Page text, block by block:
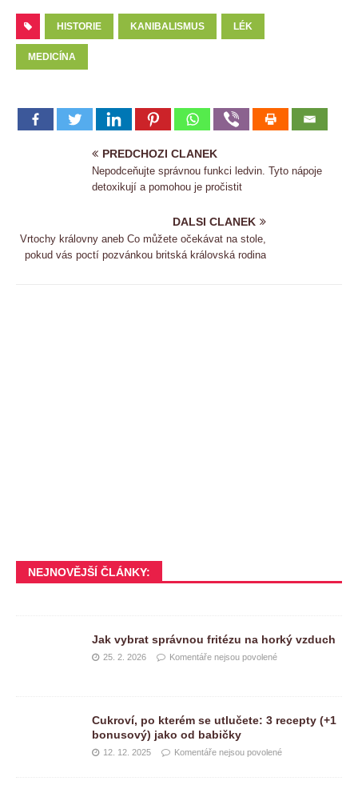
HISTORIE KANIBALISMUS LÉK
MEDICÍNA
PREDCHOZI CLANEK
Nepodceňujte správnou funkci ledvin. Tyto nápoje
detoxikují a pomohou je pročistit
DALSI CLANEK
Vrtochy královny aneb Co můžete očekávat na stole,
pokud vás poctí pozvánkou britská královská rodina
NEJNOVĚJŠÍ ČLÁNKY:
Jak vybrat správnou fritézu na horký vzduch
25. 2. 2026 Komentáře nejsou povolené
Cukroví, po kterém se utlučete: 3 recepty (+1
bonusový) jako od babičky
12. 12. 2025 Komentáře nejsou povolené